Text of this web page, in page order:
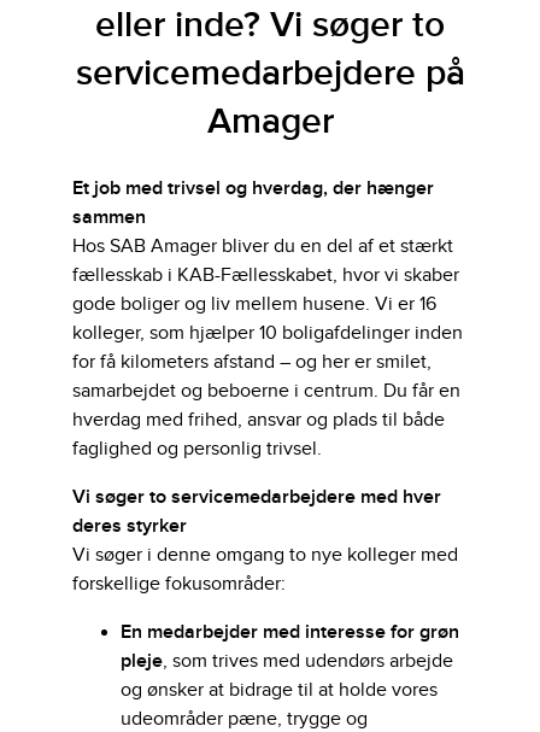
eller inde? Vi søger to
servicemedarbejdere på
Amager
Et job med trivsel og hverdag, der hænger
sammen
Hos SAB Amager bliver du en del af et stærkt
fællesskab i KAB-Fællesskabet, hvor vi skaber
gode boliger og liv mellem husene. Vi er 16
kolleger, som hjælper 10 boligafdelinger inden
for få kilometers afstand – og her er smilet,
samarbejdet og beboerne i centrum. Du får en
hverdag med frihed, ansvar og plads til både
faglighed og personlig trivsel.
Vi søger to servicemedarbejdere med hver
deres styrker
Vi søger i denne omgang to nye kolleger med
forskellige fokusområder:
En medarbejder med interesse for grøn
pleje, som trives med udendørs arbejde
og ønsker at bidrage til at holde vores
udeområder pæne, trygge og